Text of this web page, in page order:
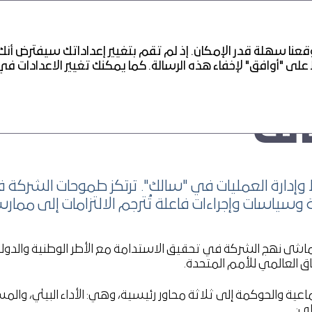
العمليات في "سالك". ترتكز طموحات الشركة
وإجراءات فاعلة تُترجم الالتزامات إلى
نهج الشركة في تحقيق الاستدامة مع الأطر الوطنية
والحوكمة إلى ثلاثة محاور رئيسية، وهي: الأداء البيئي،
سهلة قدر الإمكان. إذ لم تقم بتغيير إعداداتك سيفترض